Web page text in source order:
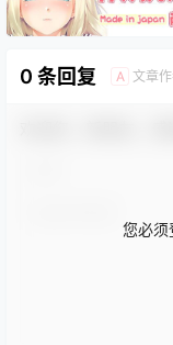
0 条回复 A 文章
您必须